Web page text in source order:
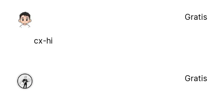
cx-hi
Gratis
Gratis